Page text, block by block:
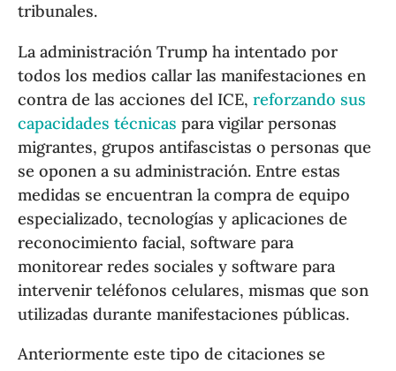
tribunales.
La administración Trump ha intentado por
todos los medios callar las manifestaciones en
contra de las acciones del ICE,reforzando sus
capacidades técnicas para vigilar personas
migrantes, grupos antifascistas o personas que
se oponen a su administración. Entre estas
medidas se encuentran la compra de equipo
especializado, tecnologías y aplicaciones de
reconocimiento facial, software para
monitorear redes sociales y software para
intervenir teléfonos celulares, mismas que son
utilizadas durante manifestaciones públicas.
Anteriormente este tipo de citaciones se